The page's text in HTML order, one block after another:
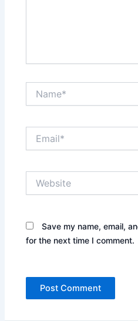
Save my name, email,
for the next time I comment.